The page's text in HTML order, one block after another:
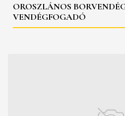
OROSZLÁNOS
VENDÉGFOGADÓ